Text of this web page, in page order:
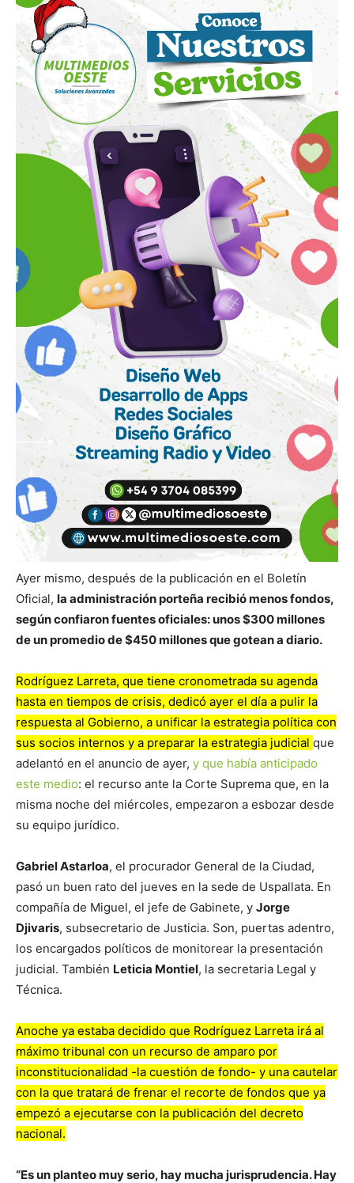
Ayer mismo, después de la publicación en el Boletín
Oficial, la administración porteña recibió menos fondos,
según confiaron fuentes oficiales: unos $300 millones
de un promedio de $450 millones que gotean a diario.
Rodríguez Larreta, que tiene cronometrada su agenda
hasta en tiempos de crisis, dedicó ayer el día a pulir la
respuesta al Gobierno, a unificar la estrategia política con
sus socios internos y a preparar la estrategia judicial que
adelantó en el anuncio de ayer, y que había anticipado
este medio: el recurso ante la Corte Suprema que, en la
misma noche del miércoles, empezaron a esbozar desde
su equipo jurídico.
Gabriel Astarloa, el procurador General de la Ciudad,
pasó un buen rato del jueves en la sede de Uspallata. En
compañía de Miguel, el jefe de Gabinete, y Jorge
Djivaris, subsecretario de Justicia. Son, puertas adentro,
los encargados políticos de monitorear la presentación
judicial. También Leticia Montiel, la secretaria Legal y
Técnica.
Anoche ya estaba decidido que Rodríguez Larreta irá al
máximo tribunal con un recurso de amparo por
inconstitucionalidad -la cuestión de fondo- y una cautelar
con la que tratará de frenar el recorte de fondos que ya
empezó a ejecutarse con la publicación del decreto
nacional.
“Es un planteo muy serio, hay mucha jurisprudencia. Hay